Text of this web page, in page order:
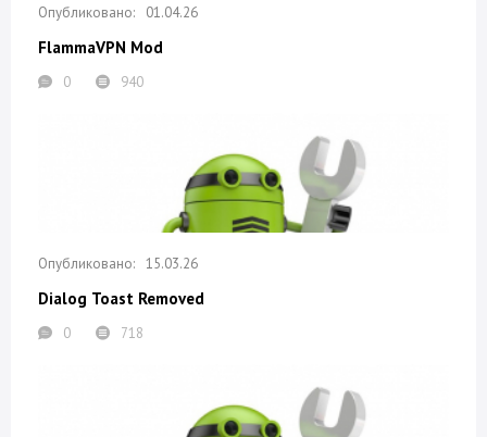
01.04.26
FlammaVPN Mod
0 940
15.03.26
Dialog Toast Removed
0 718